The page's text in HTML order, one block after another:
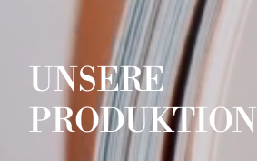
UNSERE
PRODUKTION